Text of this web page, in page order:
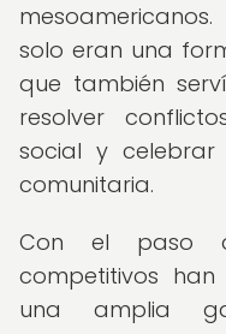
solo eran una
que también
resolver
social y celebrar
comunitaria.
Con el paso
competitivos
una amplia